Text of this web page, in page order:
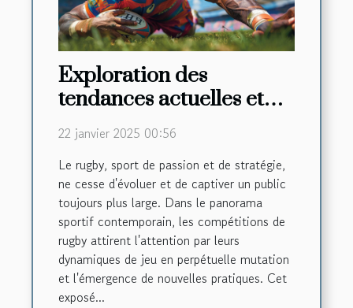
Exploration des
tendances actuelles et
futures dans les
compétitions de rugby
22 janvier 2025 00:56
Le rugby, sport de passion et de stratégie,
ne cesse d'évoluer et de captiver un public
toujours plus large. Dans le panorama
sportif contemporain, les compétitions de
rugby attirent l'attention par leurs
dynamiques de jeu en perpétuelle mutation
et l'émergence de nouvelles pratiques. Cet
exposé...